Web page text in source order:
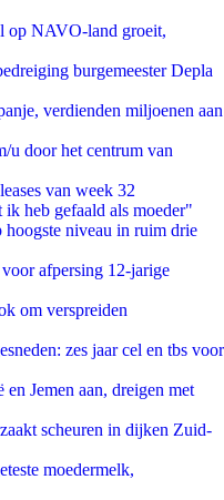
op NAVO-land groeit,
burgemeester Depla
verdienden miljoenen aan
u door het centrum van
van week 32
heb gefaald als moeder"
niveau in ruim drie
afpersing 12-jarige
om verspreiden
zes jaar cel en tbs voor
Jemen aan, dreigen met
scheuren in dijken Zuid-
moedermelk,